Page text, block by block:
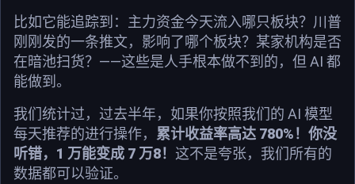
比如它能追踪到：主力资金今天流入哪只板块？川普
刚刚发的一条推文，影响了哪个板块？某家机构是否
在暗池扫货？——这些是人手根本做不到的，但 AI 都
能做到。
我们统计过，过去半年，如果你按照我们的 AI 模型
每天推荐的进行操作， 累计收益率高达 780%！你没
听错，1 万能变成 7 万8！ 这不是夸张，我们所有的
数据都可以验证。